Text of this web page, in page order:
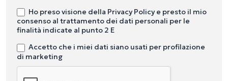
Ho preso visione della Privacy Policy e presto il mio
consenso al trattamento dei dati personali per le
finalità indicate al punto 2 E
Accetto che i miei dati siano usati per profilazione
di marketing